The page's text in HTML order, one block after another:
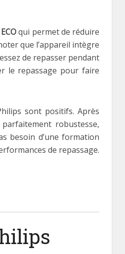
qui permet de réduire
que l’appareil intègre
de repasser pendant
le repassage pour faire
sont positifs. Après
robustesse,
besoin d’une formation
de repassage.